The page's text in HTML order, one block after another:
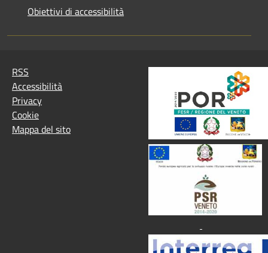
Obiettivi di accessibilità
RSS
Accessibilità
Privacy
Cookie
Mappa del sito